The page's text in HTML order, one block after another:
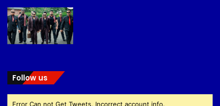
Follow us
Error Can not Get Tweets, Incorrect account info.